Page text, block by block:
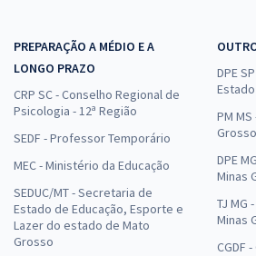
PREPARAÇÃO A MÉDIO E A
LONGO PRAZO
CRP SC - Conselho Regional de
Psicologia - 12ª Região
SEDF - Professor Temporário
MEC - Ministério da Educação
SEDUC/MT - Secretaria de
Estado de Educação, Esporte e
Lazer do estado de Mato
Grosso
DPE
PM
DPE
Minas
TJ MG
Minas
CGDF